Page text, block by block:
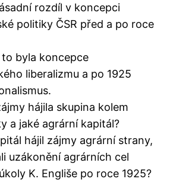
rozdíl v koncepci
politiky ČSR před a po roce
to byla koncepce
liberalizmu a po 1925
hájila skupina kolem
a jaké agrární kapitál?
hájil zájmy agrární strany,
uzákonění agrárních cel
K. Engliše po roce 1925?